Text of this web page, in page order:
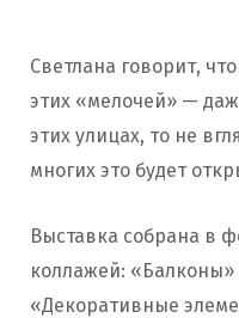
Светлана говорит,
этих «мелочей» —
этих улицах, то не
многих это будет
Выставка собрана в
коллажей:
«Декоративные